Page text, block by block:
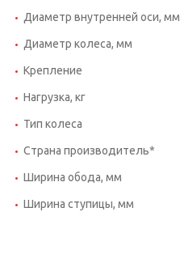
Диаметр внутренней оси, мм
Диаметр колеса, мм
Крепление
Нагрузка, кг
Тип колеса
Страна производитель*
Ширина обода, мм
Ширина ступицы, мм